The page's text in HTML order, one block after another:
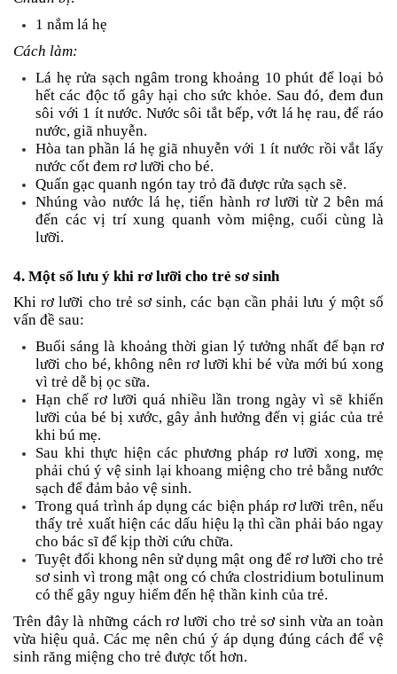
1 nắm lá hẹ
Cách làm:
Lá hẹ rửa sạch ngâm trong khoảng 10 phút để loại bỏ
hết các độc tố gây hại cho sức khỏe. Sau đó, đem đun
sôi với 1 ít nước. Nước sôi tắt bếp, vớt lá hẹ rau, để ráo
nước, giã nhuyễn.
Hòa tan phần lá hẹ giã nhuyễn với 1 ít nước rồi vắt lấy
nước cốt đem rơ lưỡi cho bé.
Quấn gạc quanh ngón tay trỏ đã được rửa sạch sẽ.
Nhúng vào nước lá hẹ, tiến hành rơ lưỡi từ 2 bên má
đến các vị trí xung quanh vòm miệng, cuối cùng là
lưỡi.
4. Một số lưu ý khi rơ lưỡi cho trẻ sơ sinh
Khi rơ lưỡi cho trẻ sơ sinh, các bạn cần phải lưu ý một số
vấn đề sau:
Buổi sáng là khoảng thời gian lý tưởng nhất để bạn rơ
lưỡi cho bé, không nên rơ lưỡi khi bé vừa mới bú xong
vì trẻ dễ bị ọc sữa.
Hạn chế rơ lưỡi quá nhiều lần trong ngày vì sẽ khiến
lưỡi của bé bị xước, gây ảnh hưởng đến vị giác của trẻ
khi bú mẹ.
Sau khi thực hiện các phương pháp rơ lưỡi xong, mẹ
phải chú ý vệ sinh lại khoang miệng cho trẻ bằng nước
sạch để đảm bảo vệ sinh.
Trong quá trình áp dụng các biện pháp rơ lưỡi trên, nếu
thấy trẻ xuất hiện các dấu hiệu lạ thì cần phải báo ngay
cho bác sĩ để kịp thời cứu chữa.
Tuyệt đối khong nên sử dụng mật ong để rơ lưỡi cho trẻ
sơ sinh vì trong mật ong có chứa clostridium botulinum
có thể gây nguy hiểm đến hệ thần kinh của trẻ.
Trên đây là những cách rơ lưỡi cho trẻ sơ sinh vừa an toàn
vừa hiệu quả. Các mẹ nên chú ý áp dụng đúng cách để vệ
sinh răng miệng cho trẻ được tốt hơn.